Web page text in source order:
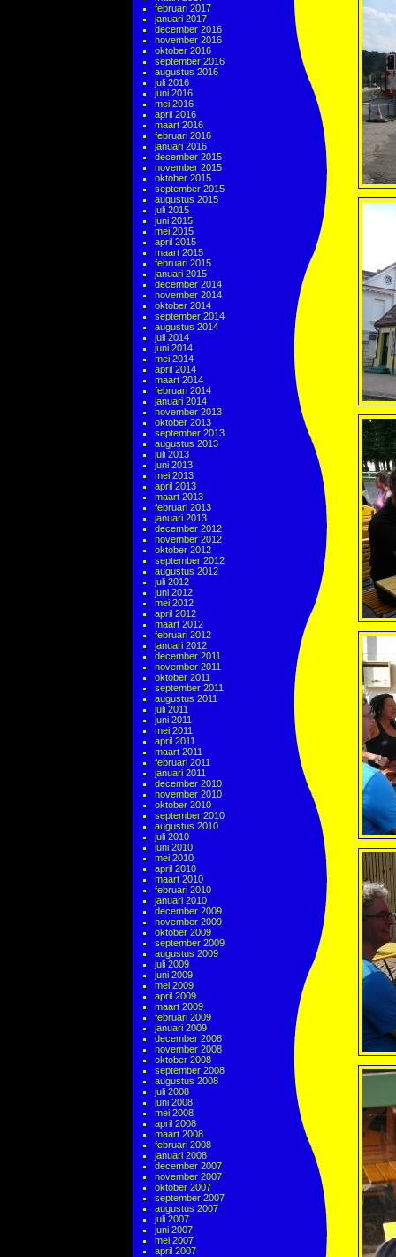
februari 2017
januari 2017
december 2016
november 2016
oktober 2016
september 2016
augustus 2016
juli 2016
juni 2016
mei 2016
april 2016
maart 2016
februari 2016
januari 2016
december 2015
november 2015
oktober 2015
september 2015
augustus 2015
juli 2015
juni 2015
mei 2015
april 2015
maart 2015
februari 2015
januari 2015
december 2014
november 2014
oktober 2014
september 2014
augustus 2014
juli 2014
juni 2014
mei 2014
april 2014
maart 2014
februari 2014
januari 2014
november 2013
oktober 2013
september 2013
augustus 2013
juli 2013
juni 2013
mei 2013
april 2013
maart 2013
februari 2013
januari 2013
december 2012
november 2012
oktober 2012
september 2012
augustus 2012
juli 2012
juni 2012
mei 2012
april 2012
maart 2012
februari 2012
januari 2012
december 2011
november 2011
oktober 2011
september 2011
augustus 2011
juli 2011
juni 2011
mei 2011
april 2011
maart 2011
februari 2011
januari 2011
december 2010
november 2010
oktober 2010
september 2010
augustus 2010
juli 2010
juni 2010
mei 2010
april 2010
maart 2010
februari 2010
januari 2010
december 2009
november 2009
oktober 2009
september 2009
augustus 2009
juli 2009
juni 2009
mei 2009
april 2009
maart 2009
februari 2009
januari 2009
december 2008
november 2008
oktober 2008
september 2008
augustus 2008
juli 2008
juni 2008
mei 2008
april 2008
maart 2008
februari 2008
januari 2008
december 2007
november 2007
oktober 2007
september 2007
augustus 2007
juli 2007
juni 2007
mei 2007
april 2007